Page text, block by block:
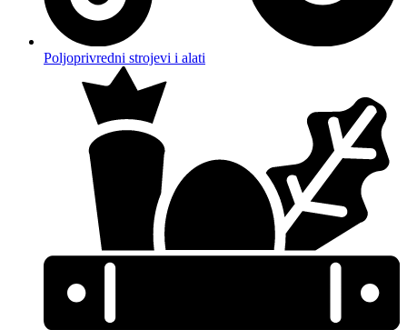
Poljoprivredni strojevi i alati